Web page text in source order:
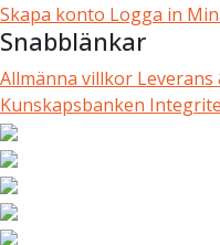
Skapa konto Logga in
Snabblänkar
Allmänna villkor Leverans
Kunskapsbanken